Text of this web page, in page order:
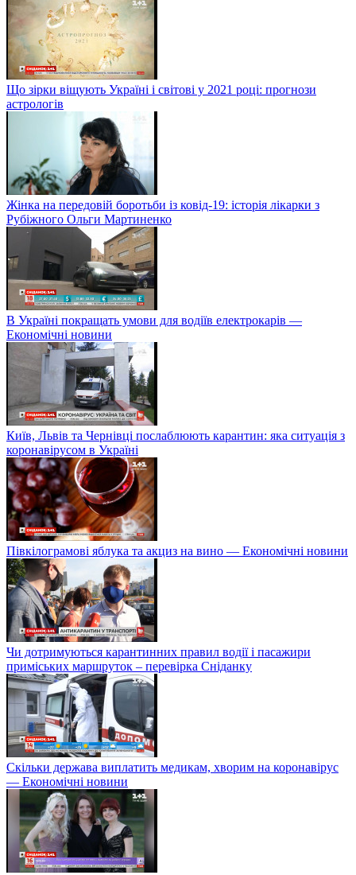
Що зірки віщують Україні і світові у 2021 році: прогнози
астрологів
Жінка на передовій боротьби із ковід-19: історія лікарки з
Рубіжного Ольги Мартиненко
В Україні покращать умови для водіїв електрокарів —
Економічні новини
Київ, Львів та Чернівці послаблюють карантин: яка ситуація з
коронавірусом в Україні
Півкілограмові яблука та акциз на вино — Економічні новини
Чи дотримуються карантинних правил водії і пасажири
приміських маршруток – перевірка Сніданку
Скільки держава виплатить медикам, хворим на коронавірус
— Економічні новини